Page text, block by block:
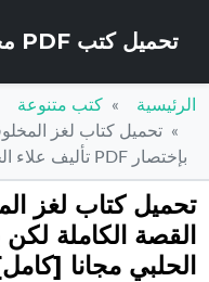
تحميل كتب PDF مجانا – كتب كو
الرئيسية
كتب متنوعة
تحميل كتاب لغز
بإختصار PDF تأليف علاء الحلبي مجانا [كامل]
تحميل كتاب لغز
الحلبي مجانا